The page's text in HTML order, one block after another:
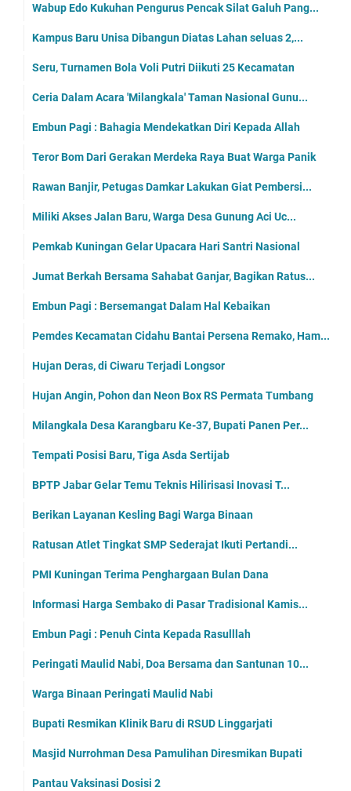
Wabup Edo Kukuhan Pengurus Pencak Silat Galuh Pang...
Kampus Baru Unisa Dibangun Diatas Lahan seluas 2,...
Seru, Turnamen Bola Voli Putri Diikuti 25 Kecamatan
Ceria Dalam Acara 'Milangkala' Taman Nasional Gunu...
Embun Pagi : Bahagia Mendekatkan Diri Kepada Allah
Teror Bom Dari Gerakan Merdeka Raya Buat Warga Panik
Rawan Banjir, Petugas Damkar Lakukan Giat Pembersi...
Miliki Akses Jalan Baru, Warga Desa Gunung Aci Uc...
Pemkab Kuningan Gelar Upacara Hari Santri Nasional
Jumat Berkah Bersama Sahabat Ganjar, Bagikan Ratus...
Embun Pagi : Bersemangat Dalam Hal Kebaikan
Pemdes Kecamatan Cidahu Bantai Persena Remako, Ham...
Hujan Deras, di Ciwaru Terjadi Longsor
Hujan Angin, Pohon dan Neon Box RS Permata Tumbang
Milangkala Desa Karangbaru Ke-37, Bupati Panen Per...
Tempati Posisi Baru, Tiga Asda Sertijab
BPTP Jabar Gelar Temu Teknis Hilirisasi Inovasi T...
Berikan Layanan Kesling Bagi Warga Binaan
Ratusan Atlet Tingkat SMP Sederajat Ikuti Pertandi...
PMI Kuningan Terima Penghargaan Bulan Dana
Informasi Harga Sembako di Pasar Tradisional Kamis...
Embun Pagi : Penuh Cinta Kepada Rasulllah
Peringati Maulid Nabi, Doa Bersama dan Santunan 10...
Warga Binaan Peringati Maulid Nabi
Bupati Resmikan Klinik Baru di RSUD Linggarjati
Masjid Nurrohman Desa Pamulihan Diresmikan Bupati
Pantau Vaksinasi Dosisi 2